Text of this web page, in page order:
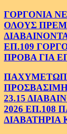
ΓΟΡΓΟΝΙΑ
ΟΛΟΥΣ
ΕΠ.109
ΠΡΟΒΑ ΓΙΑ
23.15
2026
ΔΙΑΒΑΤΗΡΙΑ